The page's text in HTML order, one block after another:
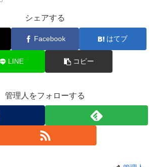
シェアする
Facebook はてブ
LINE コピー
管理人をフォローする